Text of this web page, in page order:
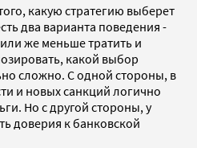
какую стратегию выберет
два варианта поведения -
же меньше тратить и
какой выбор
сложно. С одной стороны, в
и новых санкций логично
Но с другой стороны, у
доверия к банковской